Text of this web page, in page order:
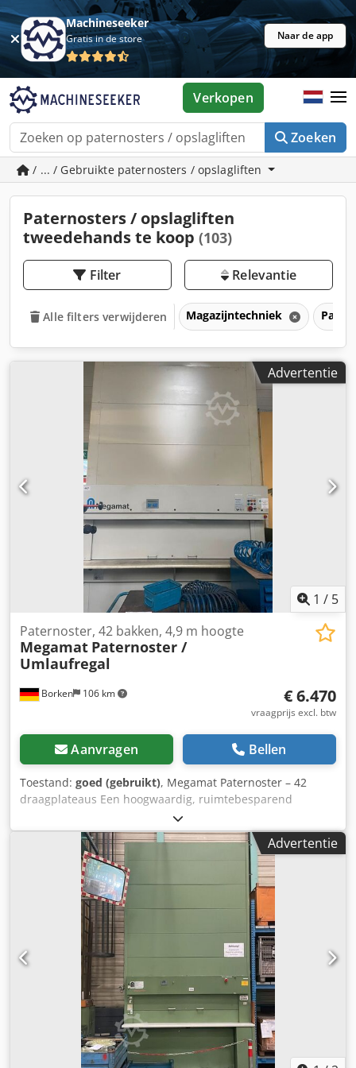
Machineseeker
Gratis in de store Naar de app
Zoeken
Verkopen
/ ... / Gebruikte paternosters / opslagliften
Paternosters / opslagliften
tweedehands te koop (103)
Filter Relevantie
Alle filters verwijderen Magazijntechniek
Advertentie
1 / 5
Borken 106 km
Paternoster, 42 bakken, 4,9 m hoogte
Megamat Paternoster /
Umlaufregal
€ 6.470
vraagprijs excl. btw
Aanvragen Bellen
Toestand: goed (gebruikt), Megamat Paternoster – 42
draagplateaus Een hoogwaardig, ruimtebesparend
geautomatiseerd verticaal carrouselsysteem (paternoster)
van de premiumfabrikant Megamat. Het systeem verkeert
in goede, direct inzetbare staat en is ideaal voor de
efficiënte opslag van kleine onderdelen, gereedschap,
elektronische componenten of reserveonderdelen met een
hoge opslagdichtheid, waarbij optimaal gebruik wordt
gemaakt van de verticale ruimte tot aan het
magazijnplafond. Technische gegevens &
buitenafmetingen: Chsdpfxjzrl Dce Ah Esa Fabrikant:
Megamat Type: Paternoster / Verticaal carrousel Aantal
draagplateaus: 52 stuks (hoge opslagcapaciteit en
artikeldichtheid) Hoogte van de unit: 4.900 mm (4,90 m) –
past perfect in standaard bedrijfsmagazijnen Breedte van
de unit: 2.660 mm (2,66 m) Diepte van de unit: 1.300 mm
(1,30 m) Soepel lopende, robuuste carrouselaandrijving via
Advertentie